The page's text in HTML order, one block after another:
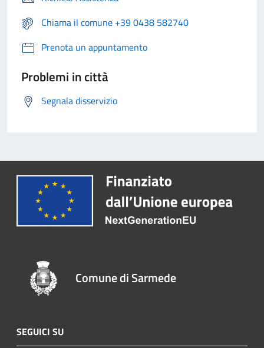
Chiama il comune +39 0438 582740
Prenota un appuntamento
Problemi in città
Segnala disservizio
Comune di Sarmede
SEGUICI SU